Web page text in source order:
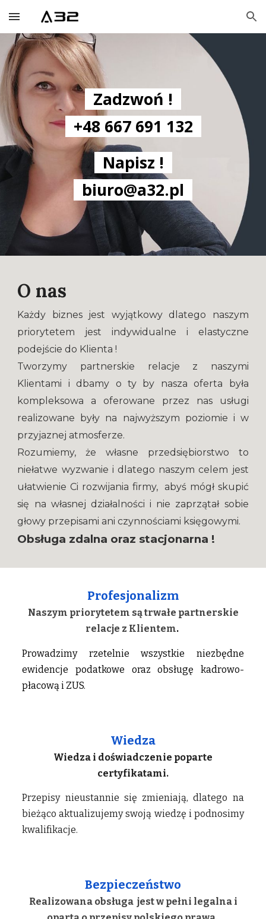
Skip to main content Skip to navigation
Zadzwoń !
+48 667 691 132
Napisz !
biuro@a32.pl
O nas
Każdy biznes jest wyjątkowy dlatego naszym
priorytetem jest indywidualne i elastyczne
podejście do Klienta !
Tworzymy partnerskie relacje z naszymi
Klientami i dbamy o ty by nasza oferta była
kompleksowa a oferowane przez nas usługi
realizowane były na najwyższym poziomie i w
przyjaznej atmosferze.
Rozumiemy, że własne przedsiębiorstwo to
niełatwe wyzwanie i dlatego naszym celem jest
ułatwienie Ci rozwijania firmy, abyś mógł skupić
się na własnej działalności i nie zaprzątał sobie
głowy przepisami ani czynnościami księgowymi.
Obsługa zdalna oraz stacjonarna !
Profesjonalizm
Naszym priorytetem są trwałe partnerskie
relacje z Klientem.
Prowadzimy rzetelnie wszystkie niezbędne
ewidencje podatkowe oraz obsługę kadrowo-
płacową i ZUS.
Wiedza
Wiedza i doświadczenie poparte
certyfikatami.
Przepisy nieustannie się zmieniają, dlatego na
bieżąco aktualizujemy swoją wiedzę i podnosimy
kwalifikacje.
Bezpieczeństwo
Realizowana obsługa jest w pełni legalna i